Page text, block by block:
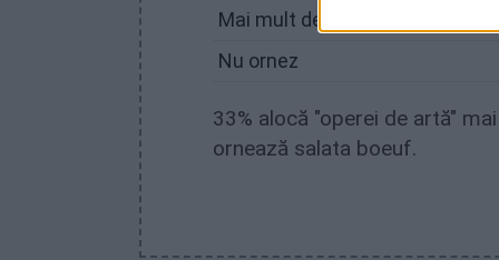
Mai mult de 15 minute, fac o
Nu ornez
33% alocă "operei de artă"
ornează salata boeuf.